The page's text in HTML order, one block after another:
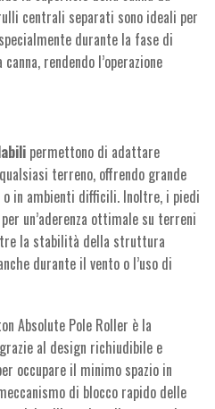
centrali separati sono ideali per
durante la fase di
rendendo l’operazione
permettono di adattare
terreno, offrendo grande
in ambienti difficili. Inoltre, i piedi
un’aderenza ottimale su terreni
la stabilità della struttura
durante il vento o l’uso di
Absolute Pole Roller è la
al design richiudibile e
occupare il minimo spazio in
di blocco rapido delle